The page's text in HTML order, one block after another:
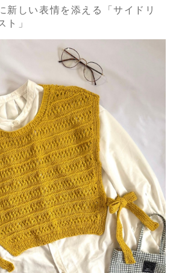
新しい表情を添える「サイドリ
ト」